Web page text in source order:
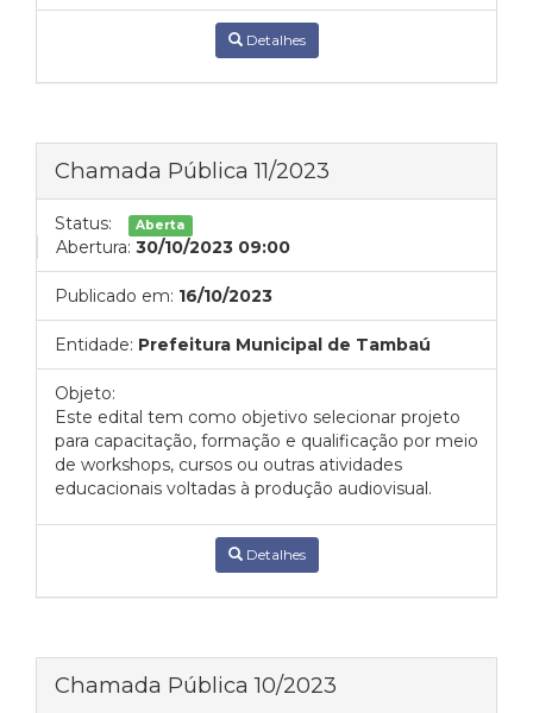
Detalhes
Chamada Pública 11/2023
Status: Aberta
Abertura: 30/10/2023 09:00
Publicado em: 16/10/2023
Entidade: Prefeitura Municipal de Tambaú
Objeto:
Este edital tem como objetivo selecionar projeto
para capacitação, formação e qualificação por meio
de workshops, cursos ou outras atividades
educacionais voltadas à produção audiovisual.
Detalhes
Chamada Pública 10/2023